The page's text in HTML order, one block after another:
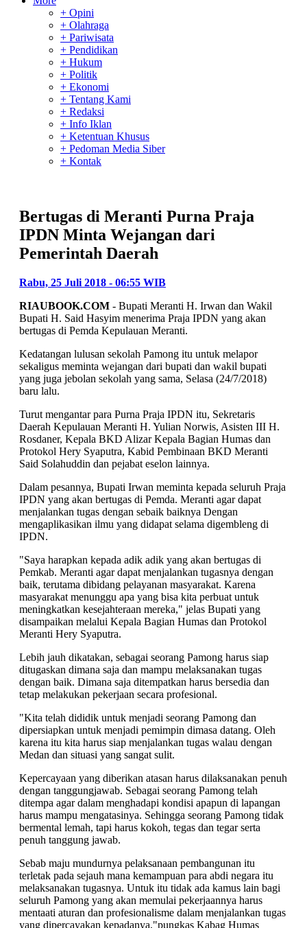
+ Opini
+ Olahraga
+ Pariwisata
+ Pendidikan
+ Hukum
+ Politik
+ Ekonomi
+ Tentang Kami
+ Redaksi
+ Info Iklan
+ Ketentuan Khusus
+ Pedoman Media Siber
+ Kontak
Bertugas di Meranti Purna Praja
IPDN Minta Wejangan dari
Pemerintah Daerah
Rabu, 25 Juli 2018 - 06:55 WIB
RIAUBOOK.COM - Bupati Meranti H. Irwan dan Wakil
Bupati H. Said Hasyim menerima Praja IPDN yang akan
bertugas di Pemda Kepulauan Meranti.
Kedatangan lulusan sekolah Pamong itu untuk melapor
sekaligus meminta wejangan dari bupati dan wakil bupati
yang juga jebolan sekolah yang sama, Selasa (24/7/2018)
baru lalu.
Turut mengantar para Purna Praja IPDN itu, Sekretaris
Daerah Kepulauan Meranti H. Yulian Norwis, Asisten III H.
Rosdaner, Kepala BKD Alizar Kepala Bagian Humas dan
Protokol Hery Syaputra, Kabid Pembinaan BKD Meranti
Said Solahuddin dan pejabat eselon lainnya.
Dalam pesannya, Bupati Irwan meminta kepada seluruh Praja
IPDN yang akan bertugas di Pemda. Meranti agar dapat
menjalankan tugas dengan sebaik baiknya Dengan
mengaplikasikan ilmu yang didapat selama digembleng di
IPDN.
"Saya harapkan kepada adik adik yang akan bertugas di
Pemkab. Meranti agar dapat menjalankan tugasnya dengan
baik, terutama dibidang pelayanan masyarakat. Karena
masyarakat menunggu apa yang bisa kita perbuat untuk
meningkatkan kesejahteraan mereka," jelas Bupati yang
disampaikan melalui Kepala Bagian Humas dan Protokol
Meranti Hery Syaputra.
Lebih jauh dikatakan, sebagai seorang Pamong harus siap
ditugaskan dimana saja dan mampu melaksanakan tugas
dengan baik. Dimana saja ditempatkan harus bersedia dan
tetap melakukan pekerjaan secara profesional.
"Kita telah dididik untuk menjadi seorang Pamong dan
dipersiapkan untuk menjadi pemimpin dimasa datang. Oleh
karena itu kita harus siap menjalankan tugas walau dengan
Medan dan situasi yang sangat sulit.
Kepercayaan yang diberikan atasan harus dilaksanakan penuh
dengan tanggungjawab. Sebagai seorang Pamong telah
ditempa agar dalam menghadapi kondisi apapun di lapangan
harus mampu mengatasinya. Sehingga seorang Pamong tidak
bermental lemah, tapi harus kokoh, tegas dan tegar serta
penuh tanggung jawab.
Sebab maju mundurnya pelaksanaan pembangunan itu
terletak pada sejauh mana kemampuan para abdi negara itu
melaksanakan tugasnya. Untuk itu tidak ada kamus lain bagi
seluruh Pamong yang akan memulai pekerjaannya harus
mentaati aturan dan profesionalisme dalam menjalankan tugas
yang dipercayakan kepadanya,"pungkas Kabag Humas